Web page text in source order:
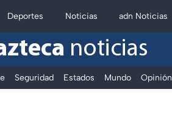
Deportes Noticias adn Noticias
noticias
Seguridad Estados Mundo Opinión